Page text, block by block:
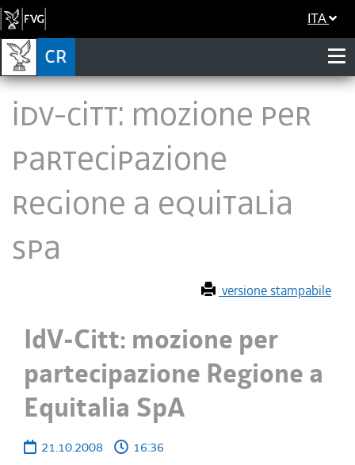
ITA
IdV-Citt: mozione per
partecipazione
Regione a Equitalia
SpA
versione stampabile
IdV-Citt: mozione per
partecipazione Regione a
Equitalia SpA
21.10.2008
16:36